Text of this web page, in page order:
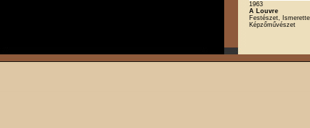
1963
A Louvre
Festészet,
Képzőművészet